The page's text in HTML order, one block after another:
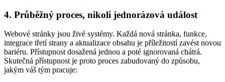
4. Průběžný proces, nikoli jednorázová událost
Webové stránky jsou živé systémy. Každá nová stránka, funkce,
integrace třetí strany a aktualizace obsahu je příležitostí zavést novou
bariéru. Přístupnost dosažená jednou a poté ignorovaná chátrá.
Skutečná přístupnost je proto proces zabudovaný do způsobu,
jakým váš tým pracuje: